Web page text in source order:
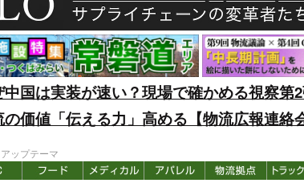
中国は実装が速い？現場で確かめる視察第
の価値「伝える力」高める【物流広報連絡
ップテーマ